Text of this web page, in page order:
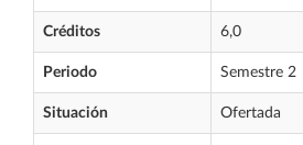
Créditos 6,0
Periodo Semestre 2
Situación Ofertada